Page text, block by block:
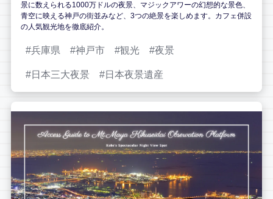
景に数えられる1000万ドルの夜景、マジックアワーの幻想的な景色、
青空に映える神戸の街並みなど、3つの絶景を楽しめます。カフェ併設
の人気観光地を徹底紹介。
兵庫県 神戸市 観光 夜景
日本三大夜景 日本夜景遺産